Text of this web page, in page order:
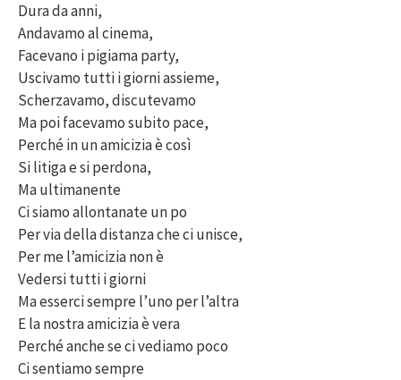
Dura da anni,
Andavamo al cinema,
Facevano i pigiama party,
Uscivamo tutti i giorni assieme,
Scherzavamo, discutevamo
Ma poi facevamo subito pace,
Perché in un amicizia è così
Si litiga e si perdona,
Ma ultimanente
Ci siamo allontanate un po
Per via della distanza che ci unisce,
Per me l’amicizia non è
Vedersi tutti i giorni
Ma esserci sempre l’uno per l’altra
E la nostra amicizia è vera
Perché anche se ci vediamo poco
Ci sentiamo sempre